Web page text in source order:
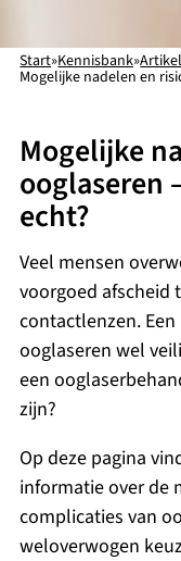
Start»Kennisbank»
Mogelijke nadelen en
Mogelijke
ooglaseren
echt?
Veel mensen
voorgoed afscheid
contactlenzen.
ooglaseren wel
een
zijn?
Op deze pagina
informatie over de
complicaties van
weloverwogen